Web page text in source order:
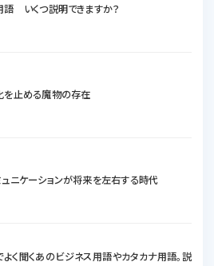
語 いくつ説明できますか？
を止める魔物の存在
ュニケーションが将来を左右する時代
よく聞くあのビジネス用語やカタカナ用語。説